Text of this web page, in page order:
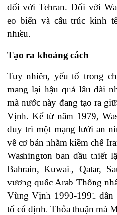
đối với Tehran. Đối với
eo biển và cấu trúc kinh
nhiều.
Tạo ra khoảng cách
Tuy nhiên, yếu tố trong
mang lại hậu quả lâu dài
mà nước này đang tạo ra
Vịnh. Kể từ năm 1979,
duy trì một mạng lưới an
về cơ bản nhằm kiềm chế
Washington ban đầu thiết
Bahrain, Kuwait, Qatar,
vương quốc Arab Thống
Vùng Vịnh 1990-1991 dần
tố cố định. Thỏa thuận mà